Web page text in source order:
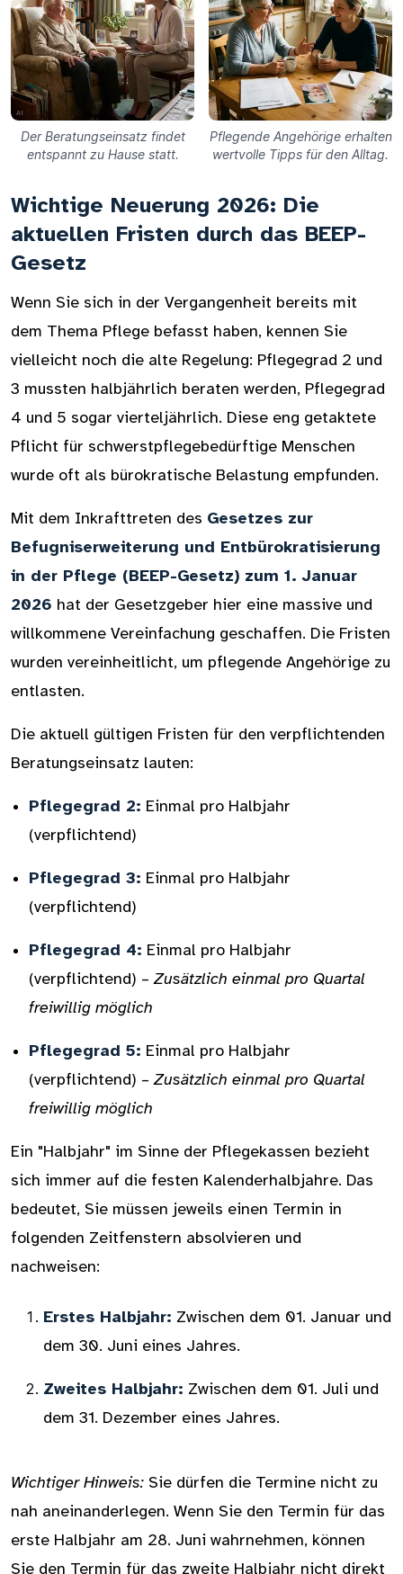
Der Beratungseinsatz findet
entspannt zu Hause statt.
Pflegende Angehörige erhalten
wertvolle Tipps für den Alltag.
Wichtige Neuerung 2026: Die
aktuellen Fristen durch das BEEP-
Gesetz
Wenn Sie sich in der Vergangenheit bereits mit
dem Thema Pflege befasst haben, kennen Sie
vielleicht noch die alte Regelung: Pflegegrad 2 und
3 mussten halbjährlich beraten werden, Pflegegrad
4 und 5 sogar vierteljährlich. Diese eng getaktete
Pflicht für schwerstpflegebedürftige Menschen
wurde oft als bürokratische Belastung empfunden.
Mit dem Inkrafttreten des Gesetzes zur
Befugniserweiterung und Entbürokratisierung
in der Pflege (BEEP-Gesetz) zum 1. Januar
2026 hat der Gesetzgeber hier eine massive und
willkommene Vereinfachung geschaffen. Die Fristen
wurden vereinheitlicht, um pflegende Angehörige zu
entlasten.
Die aktuell gültigen Fristen für den verpflichtenden
Beratungseinsatz lauten:
Pflegegrad 2: Einmal pro Halbjahr
(verpflichtend)
Pflegegrad 3: Einmal pro Halbjahr
(verpflichtend)
Pflegegrad 4: Einmal pro Halbjahr
(verpflichtend) –Zusätzlich einmal pro Quartal
freiwillig möglich
Pflegegrad 5: Einmal pro Halbjahr
(verpflichtend) –Zusätzlich einmal pro Quartal
freiwillig möglich
Ein "Halbjahr" im Sinne der Pflegekassen bezieht
sich immer auf die festen Kalenderhalbjahre. Das
bedeutet, Sie müssen jeweils einen Termin in
folgenden Zeitfenstern absolvieren und
nachweisen:
Erstes Halbjahr: Zwischen dem 01. Januar und
dem 30. Juni eines Jahres.
Zweites Halbjahr: Zwischen dem 01. Juli und
dem 31. Dezember eines Jahres.
Wichtiger Hinweis: Sie dürfen die Termine nicht zu
nah aneinanderlegen. Wenn Sie den Termin für das
erste Halbjahr am 28. Juni wahrnehmen, können
Sie den Termin für das zweite Halbjahr nicht direkt